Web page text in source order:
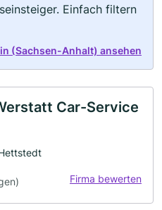
Einfach filtern
(Sachsen-Anhalt) ansehen
Car-Service
Firma bewerten